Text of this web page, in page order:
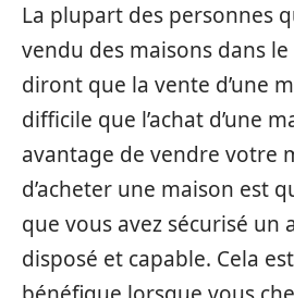
La plupart des personnes
vendu des maisons dans le
diront que la vente d’une
difficile que l’achat d’une
avantage de vendre votre
d’acheter une maison est
que vous avez sécurisé un
disposé et capable. Cela